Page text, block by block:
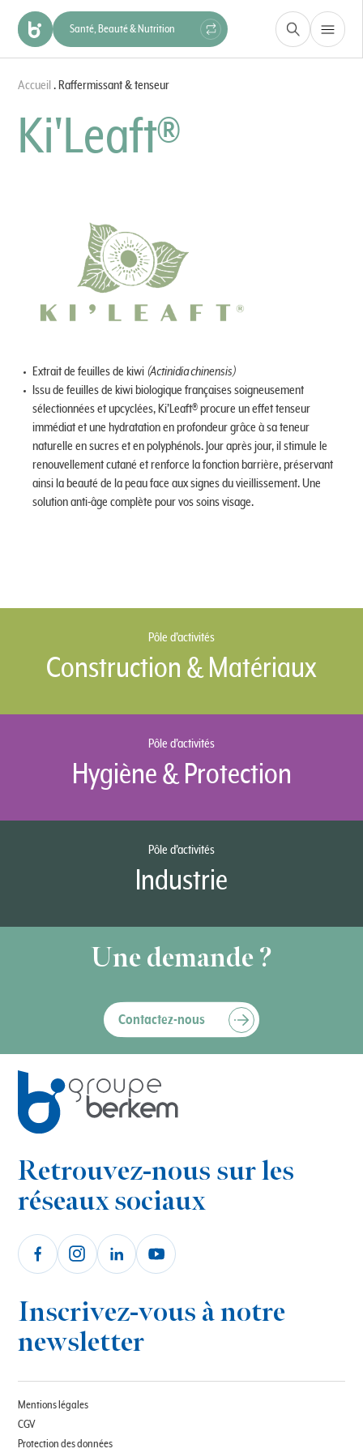
Santé, Beauté & Nutrition
Hygiène & Protection
Accueil .Raffermissant & tenseur
Ki'Leaft®
Extrait de feuilles de kiwi (Actinidia chinensis)
Issu de feuilles de kiwi biologique françaises soigneusement
sélectionnées et upcyclées, Ki’Leaft® procure un effet tenseur
immédiat et une hydratation en profondeur grâce à sa teneur
naturelle en sucres et en polyphénols. Jour après jour, il stimule le
renouvellement cutané et renforce la fonction barrière, préservant
ainsi la beauté de la peau face aux signes du vieillissement. Une
solution anti-âge complète pour vos soins visage.
Pôle d’activités
Construction & Matériaux
Pôle d’activités
Hygiène & Protection
Pôle d’activités
Industrie
Une demande ?
Contactez-nous
Retrouvez-nous sur les
réseaux sociaux
Inscrivez-vous à notre
newsletter
Mentions légales
CGV
Protection des données